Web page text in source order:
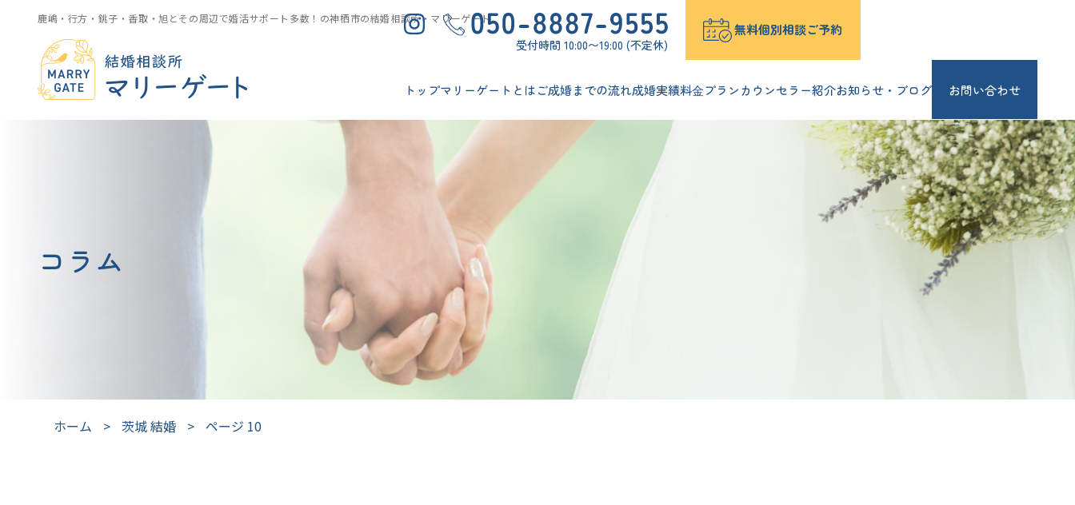
鹿嶋・行方・銚子・香取・旭とその周辺で婚活サポート多数！の神栖市の結婚相談所・マリーゲート
受付時間 10:00〜19:00 (不定休)
無料個別相談ご予約
トップマリーゲートとはご成婚までの流れ成婚実績料⾦プランカウンセラー紹介お知らせ・ブログ お問い合わせ
コラム
ホーム > 茨城 結婚 > ページ 10